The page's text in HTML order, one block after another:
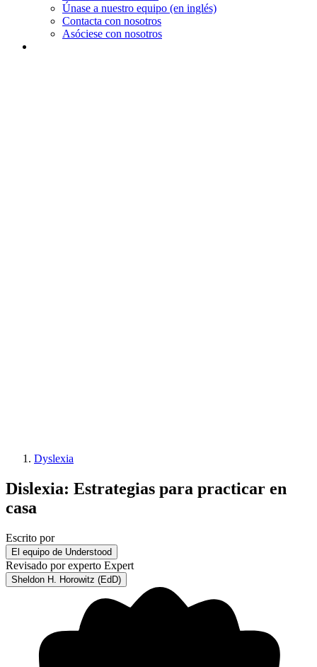
Únase a nuestro equipo (en inglés)
Contacta con nosotros
Asóciese con nosotros
Dyslexia
Dislexia: Estrategias para practicar en
casa
Escrito por
El equipo de Understood
Revisado por experto Expert
Sheldon H. Horowitz (EdD)